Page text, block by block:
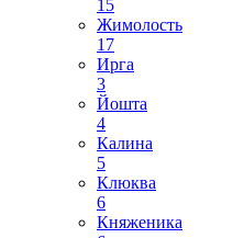
15
Жимолость
17
Ирга
3
Йошта
4
Калина
5
Клюква
6
Княженика